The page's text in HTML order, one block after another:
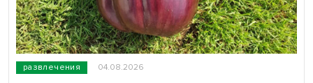
развлечения 04.08.2026